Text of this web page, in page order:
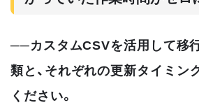
──カスタムCSVを活用して移
類と、それぞれの更新タイミン
ください。